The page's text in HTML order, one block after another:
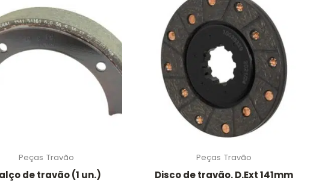
Peças Travão
de travão (1 un.)
Peças Travão
Disco de travão. D.Ext 141mm